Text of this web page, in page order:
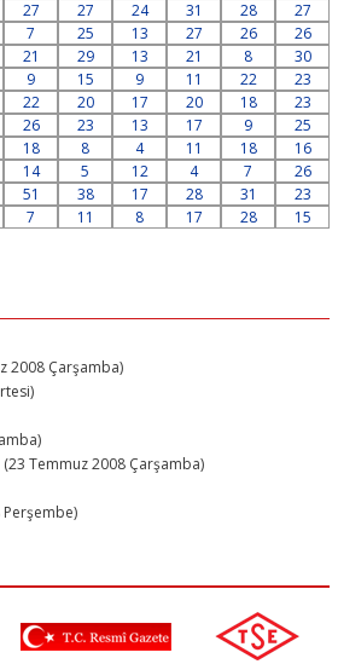
27 27 24 31 28
27
7 25 13 27 26
26
21 29 13 21 8
30
9 15 9 11 22
23
22 20 17 20 18
23
26 23 13 17 9
25
18 8 4 11 18
16
14 5 12 4 7
26
51 38 17 28 31
23
7 11 8 17 28 15
2008 Çarşamba)
(23 Temmuz 2008 Çarşamba)